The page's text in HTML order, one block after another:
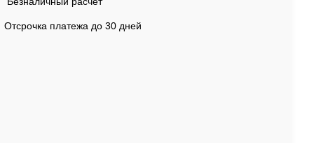
Отсрочка платежа до 30 дней